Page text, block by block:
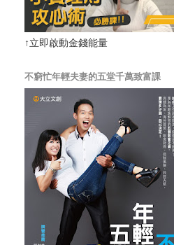
↑立即啟動金錢能量
不窮忙年輕夫妻的五堂千萬致富課